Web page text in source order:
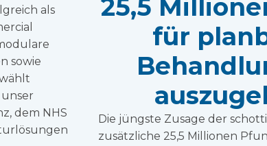
als
sowie
dem NHS
25,5
für
Die jüngste Zusage der
zusätzliche 25,5 Millionen